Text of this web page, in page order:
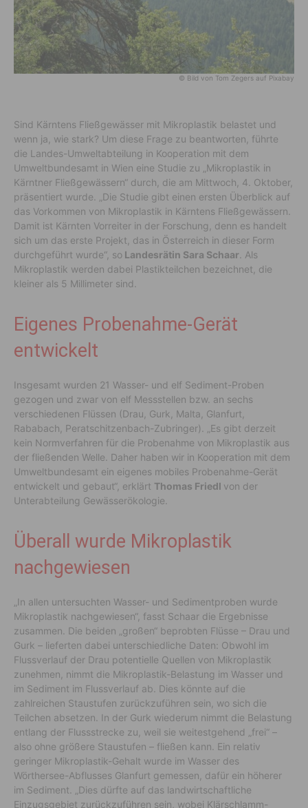
© Bild von Tom Zegers auf Pixabay
Sind Kärntens Fließgewässer mit Mikroplastik belastet und
wenn ja, wie stark? Um diese Frage zu beantworten, führte
die Landes-Umweltabteilung in Kooperation mit dem
Umweltbundesamt in Wien eine Studie zu „Mikroplastik in
Kärntner Fließgewässern“ durch, die am Mittwoch, 4. Oktober,
präsentiert wurde. „Die Studie gibt einen ersten Überblick auf
das Vorkommen von Mikroplastik in Kärntens Fließgewässern.
Damit ist Kärnten Vorreiter in der Forschung, denn es handelt
sich um das erste Projekt, das in Österreich in dieser Form
durchgeführt wurde“, so Landesrätin Sara Schaar . Als
Mikroplastik werden dabei Plastikteilchen bezeichnet, die
kleiner als 5 Millimeter sind.
Eigenes Probenahme-Gerät
entwickelt
Insgesamt wurden 21 Wasser- und elf Sediment-Proben
gezogen und zwar von elf Messstellen bzw. an sechs
verschiedenen Flüssen (Drau, Gurk, Malta, Glanfurt,
Rababach, Peratschitzenbach-Zubringer). „Es gibt derzeit
kein Normverfahren für die Probenahme von Mikroplastik aus
der fließenden Welle. Daher haben wir in Kooperation mit dem
Umweltbundesamt ein eigenes mobiles Probenahme-Gerät
entwickelt und gebaut“, erklärt Thomas Friedl von der
Unterabteilung Gewässerökologie.
Überall wurde Mikroplastik
nachgewiesen
„In allen untersuchten Wasser- und Sedimentproben wurde
Mikroplastik nachgewiesen“, fasst Schaar die Ergebnisse
zusammen. Die beiden „großen“ beprobten Flüsse – Drau und
Gurk – lieferten dabei unterschiedliche Daten: Obwohl im
Flussverlauf der Drau potentielle Quellen von Mikroplastik
zunehmen, nimmt die Mikroplastik-Belastung im Wasser und
im Sediment im Flussverlauf ab. Dies könnte auf die
zahlreichen Staustufen zurückzuführen sein, wo sich die
Teilchen absetzen. In der Gurk wiederum nimmt die Belastung
entlang der Flussstrecke zu, weil sie weitestgehend „frei“ –
also ohne größere Staustufen – fließen kann. Ein relativ
geringer Mikroplastik-Gehalt wurde im Wasser des
Wörthersee-Abflusses Glanfurt gemessen, dafür ein höherer
im Sediment. „Dies dürfte auf das landwirtschaftliche
Einzugsgebiet zurückzuführen sein, wobei Klärschlamm-